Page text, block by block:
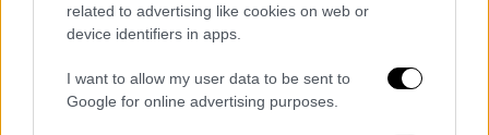
related to advertising like cookies on web or
device identifiers in apps.
I want to allow my user data to be sent to
Google for online advertising purposes.